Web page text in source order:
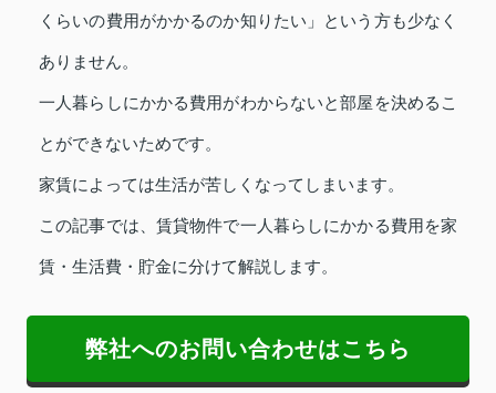
くらいの費用がかかるのか知りたい」という方も少なく
ありません。
一人暮らしにかかる費用がわからないと部屋を決めるこ
とができないためです。
家賃によっては生活が苦しくなってしまいます。
この記事では、賃貸物件で一人暮らしにかかる費用を家
賃・生活費・貯金に分けて解説します。
弊社へのお問い合わせはこちら